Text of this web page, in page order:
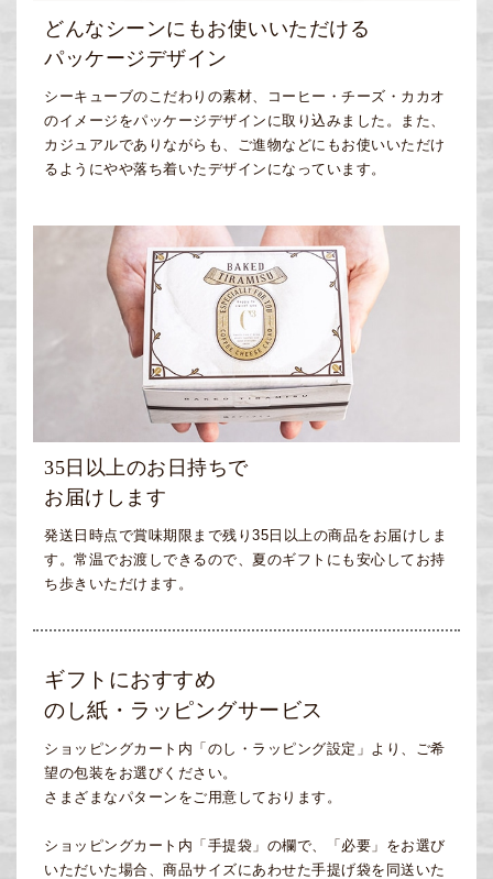
どんなシーンにもお使いいただける
パッケージデザイン
シーキューブのこだわりの素材、コーヒー・チーズ・カカオ
のイメージをパッケージデザインに取り込みました。また、
カジュアルでありながらも、ご進物などにもお使いいただけ
るようにやや落ち着いたデザインになっています。
35日以上のお日持ちで
お届けします
発送日時点で賞味期限まで残り35日以上の商品をお届けしま
す。常温でお渡しできるので、夏のギフトにも安心してお持
ち歩きいただけます。
ギフトにおすすめ
のし紙・ラッピングサービス
ショッピングカート内「のし・ラッピング設定」より、ご希
望の包装をお選びください。
さまざまなパターンをご用意しております。
ショッピングカート内「手提袋」の欄で、「必要」をお選び
いただいた場合、商品サイズにあわせた手提げ袋を同送いた